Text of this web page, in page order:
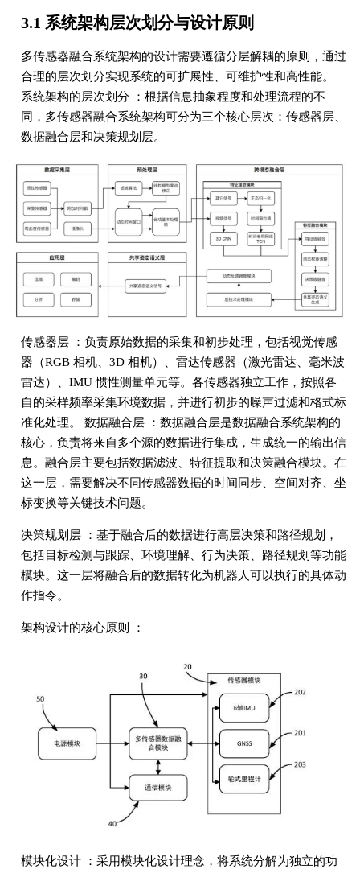
3.1 系统架构层次划分与设计原则
多传感器融合系统架构的设计需要遵循分层解耦的原则，通过
合理的层次划分实现系统的可扩展性、可维护性和高性能。
系统架构的层次划分 ：根据信息抽象程度和处理流程的不
同，多传感器融合系统架构可分为三个核心层次：传感器层、
数据融合层和决策规划层。
传感器层 ：负责原始数据的采集和初步处理，包括视觉传感
器（RGB 相机、3D 相机）、雷达传感器（激光雷达、毫米波
雷达）、IMU 惯性测量单元等。各传感器独立工作，按照各
自的采样频率采集环境数据，并进行初步的噪声过滤和格式标
准化处理。 数据融合层 ：数据融合层是数据融合系统架构的
核心，负责将来自多个源的数据进行集成，生成统一的输出信
息。融合层主要包括数据滤波、特征提取和决策融合模块。在
这一层，需要解决不同传感器数据的时间同步、空间对齐、坐
标变换等关键技术问题。
决策规划层 ：基于融合后的数据进行高层决策和路径规划，
包括目标检测与跟踪、环境理解、行为决策、路径规划等功能
模块。这一层将融合后的数据转化为机器人可以执行的具体动
作指令。
架构设计的核心原则 ：
模块化设计 ：采用模块化设计理念，将系统分解为独立的功